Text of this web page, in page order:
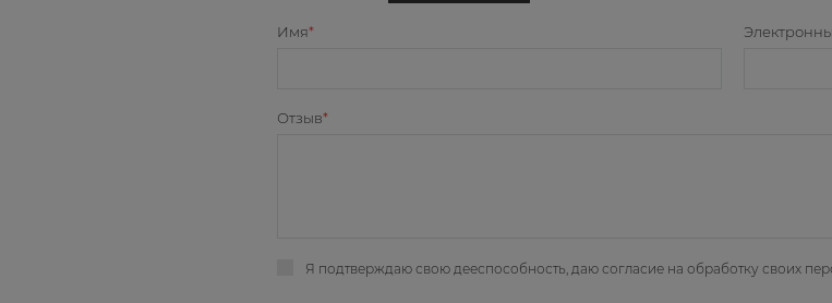
Имя
Отзыв
Я подтверждаю свою дееспособность, даю согласие на обработку своих